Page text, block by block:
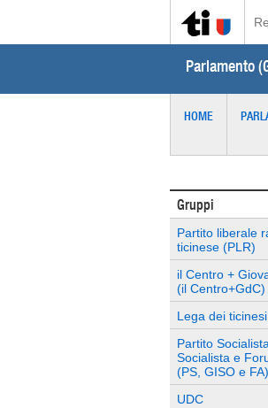
Parlamento
HOME
Gruppi
Partito liberale
ticinese (PLR)
il Centro +
(il Centro+GdC)
Lega dei ticinesi
Partito
Socialista e
(PS, GISO e FA)
UDC